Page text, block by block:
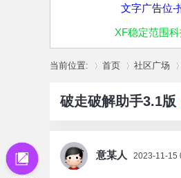
文字广告位-
XF稳定范围
当前位置: 首页 社区广场
破走破解助手3.1版
意某人 2023-11-15